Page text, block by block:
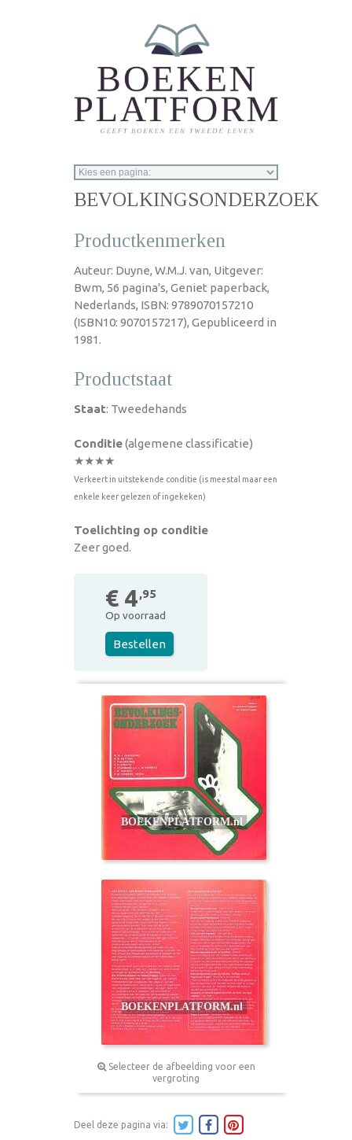
BEVOLKINGSONDERZOEK
Productkenmerken
Auteur: Duyne, W.M.J. van, Uitgever:
Bwm, 56 pagina's, Geniet paperback,
Nederlands, ISBN: 9789070157210
(ISBN10: 9070157217), Gepubliceerd in
1981.
Productstaat
Staat: Tweedehands
Conditie(algemene classificatie)
★★★★
Verkeert in uitstekende conditie (is meestal maar een
enkele keer gelezen of ingekeken)
Toelichting op conditie
Zeer goed.
€ 4,95
Op voorraad
Bestellen
Selecteer de afbeelding voor een
vergroting
Deel deze pagina via: